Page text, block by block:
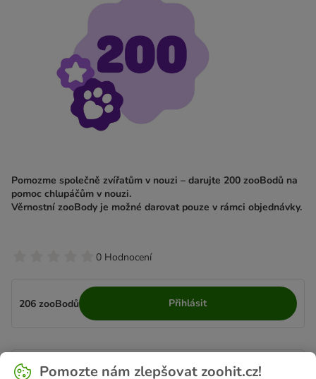
Pomozme společně zvířatům v nouzi – darujte 200 zooBodů na
pomoc chlupáčům v nouzi.
Věrnostní zooBody je možné darovat pouze v rámci objednávky.
0 Hodnocení
206 zooBodů Přihlásit
Pomozte nám zlepšovat zoohit.cz!